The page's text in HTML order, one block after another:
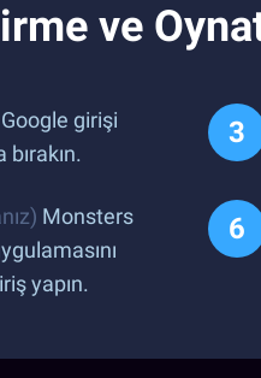
ve
girişi
Monsters
yapın.